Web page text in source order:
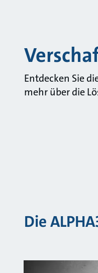
Entdecken Sie
mehr über die
Die